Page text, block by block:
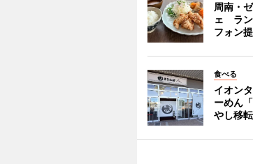
周南・
ェ ラン
フォン
食べる
イオン
ーめん
やし移転